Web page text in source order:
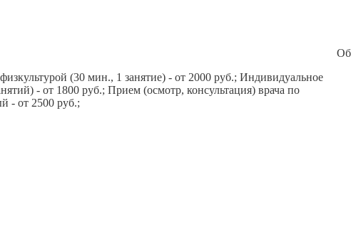
Об
(30 мин., 1 занятие) - от 2000 руб.; Индивидуальное
- от 1800 руб.; Прием (осмотр, консультация) врача по
- от 2500 руб.;